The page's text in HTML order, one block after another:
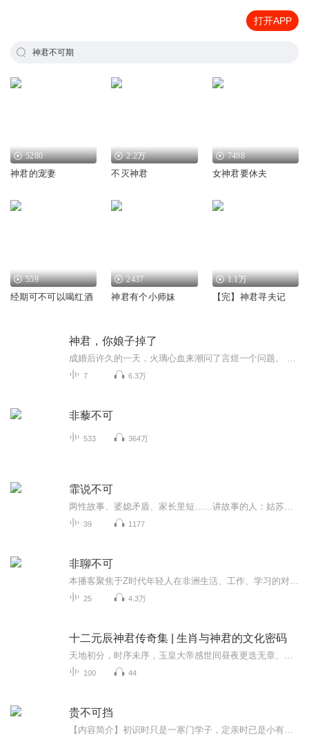
打开APP
神君不可期
5280
神君的宠妻
2.2万
不灭神君
7498
女神君要休夫
559
经期可不可以喝红酒
2437
神君有个小师妹
1.1万
【完】神君寻夫记
神君，你娘子掉了
7 6.3万
非藜不可
533 364万
霏说不可
39 1177
非聊不可
25 4.3万
十二元辰神君传奇集 | 生肖与神君的文化密码
100 44
贵不可挡